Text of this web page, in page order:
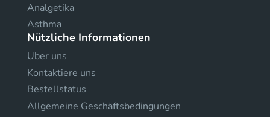
Analgetika
Asthma
Nützliche Informationen
Uber uns
Kontaktiere uns
Bestellstatus
Allgemeine Geschäftsbedingungen